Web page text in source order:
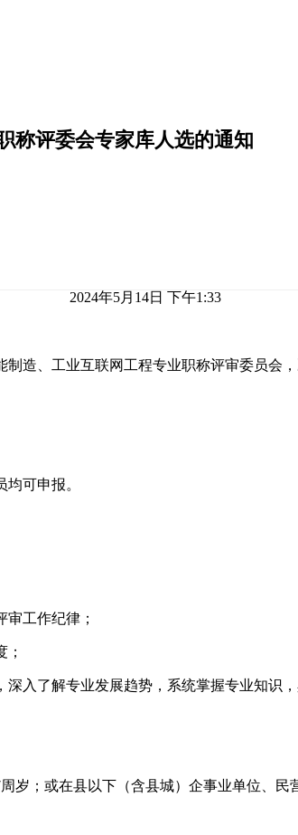
称评委会专家库人选的通知
2024年5月14日 下午1:33
造、工业互联网工程专业职称评审委员会
可申报。
工作纪律；
入了解专业发展趋势，系统掌握专业知识
岁；或在县以下（含县城）企事业单位、